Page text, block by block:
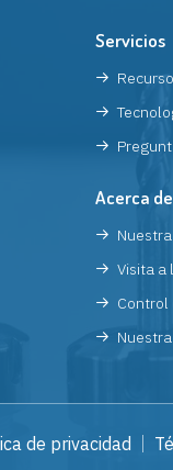
Servicios
Acerca de
Visita a
Control
de privacidad